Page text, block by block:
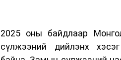
2025 оны байдлаар
сүлжээний дийлэнх